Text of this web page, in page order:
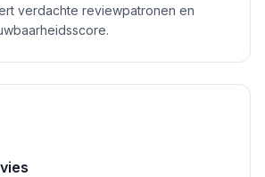
verdachte reviewpatronen en